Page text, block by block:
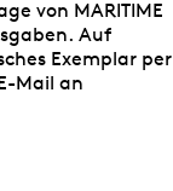
von MARITIME
Auf
Exemplar per
Mail an